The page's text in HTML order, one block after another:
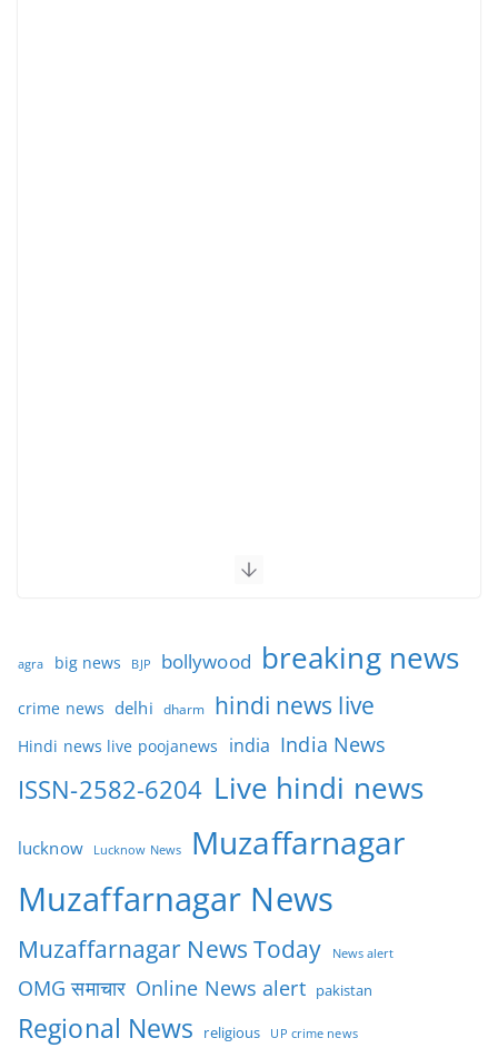
agra big news BJP bollywood breaking news
crime news delhi dharm hindi news live
Hindi news live poojanews india India News
ISSN-2582-6204 Live hindi news
lucknow Lucknow News Muzaffarnagar
Muzaffarnagar News
Muzaffarnagar News Today News alert
OMG समाचार Online News alert pakistan
Regional News religious UP crime news